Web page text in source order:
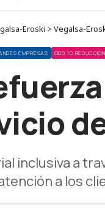
Eroski > Vegalsa-
EMPRESAS ODS 10
inclusiva a
a los